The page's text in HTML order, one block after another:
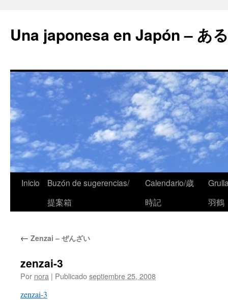
Una japonesa en Japón – あ
Inicio
Buzón de sugerencias/
提案箱
Calendario/歳
時記
羽鶴
← Zenzai – ぜんざい
zenzai-3
Por nora | Publicadoseptiembre 25, 2008
zenzai-3